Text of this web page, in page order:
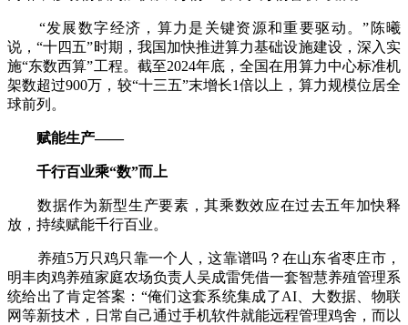
“发展数字经济，算力是关键资源和重要驱动。”陈曦
说，“十四五”时期，我国加快推进算力基础设施建设，深入实
施“东数西算”工程。截至2024年底，全国在用算力中心标准机
架数超过900万，较“十三五”末增长1倍以上，算力规模位居全
球前列。
赋能生产——
千行百业乘“数”而上
数据作为新型生产要素，其乘数效应在过去五年加快释
放，持续赋能千行百业。
养殖5万只鸡只靠一个人，这靠谱吗？在山东省枣庄市，
明丰肉鸡养殖家庭农场负责人吴成雷凭借一套智慧养殖管理系
统给出了肯定答案：“俺们这套系统集成了AI、大数据、物联
网等新技术，日常自己通过手机软件就能远程管理鸡舍，而以